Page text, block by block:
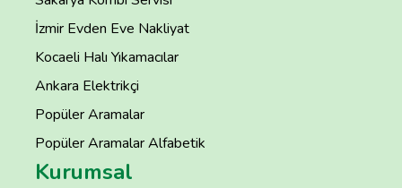
İzmir Evden Eve Nakliyat
Kocaeli Halı Yıkamacılar
Ankara Elektrikçi
Popüler Aramalar
Popüler Aramalar Alfabetik
Kurumsal